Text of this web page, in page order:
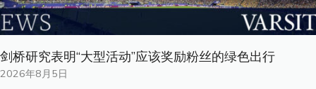
剑桥研究表明“大型活动”应该奖励粉丝的绿色出行
2026年8月5日